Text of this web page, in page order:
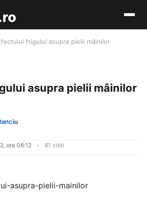
frigului asupra pielii mâinilor
asupra pielii mâinilor
ora 08:12 61 citiri